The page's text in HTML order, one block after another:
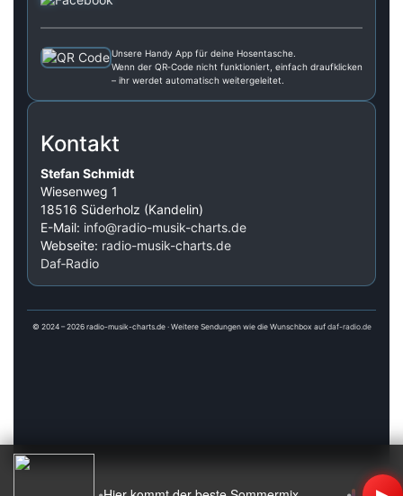
Unsere Handy App für deine Hosentasche.
Wenn der QR‑Code nicht funktioniert, einfach draufklicken
– ihr werdet automatisch weitergeleitet.
Kontakt
Stefan Schmidt
Wiesenweg 1
18516 Süderholz (Kandelin)
E-Mail: info@radio-musik-charts.de
Webseite: radio-musik-charts.de
Daf‑Radio
© 2024 – 2026 radio-musik-charts.de · Weitere Sendungen wie die Wunschbox auf daf-radio.de